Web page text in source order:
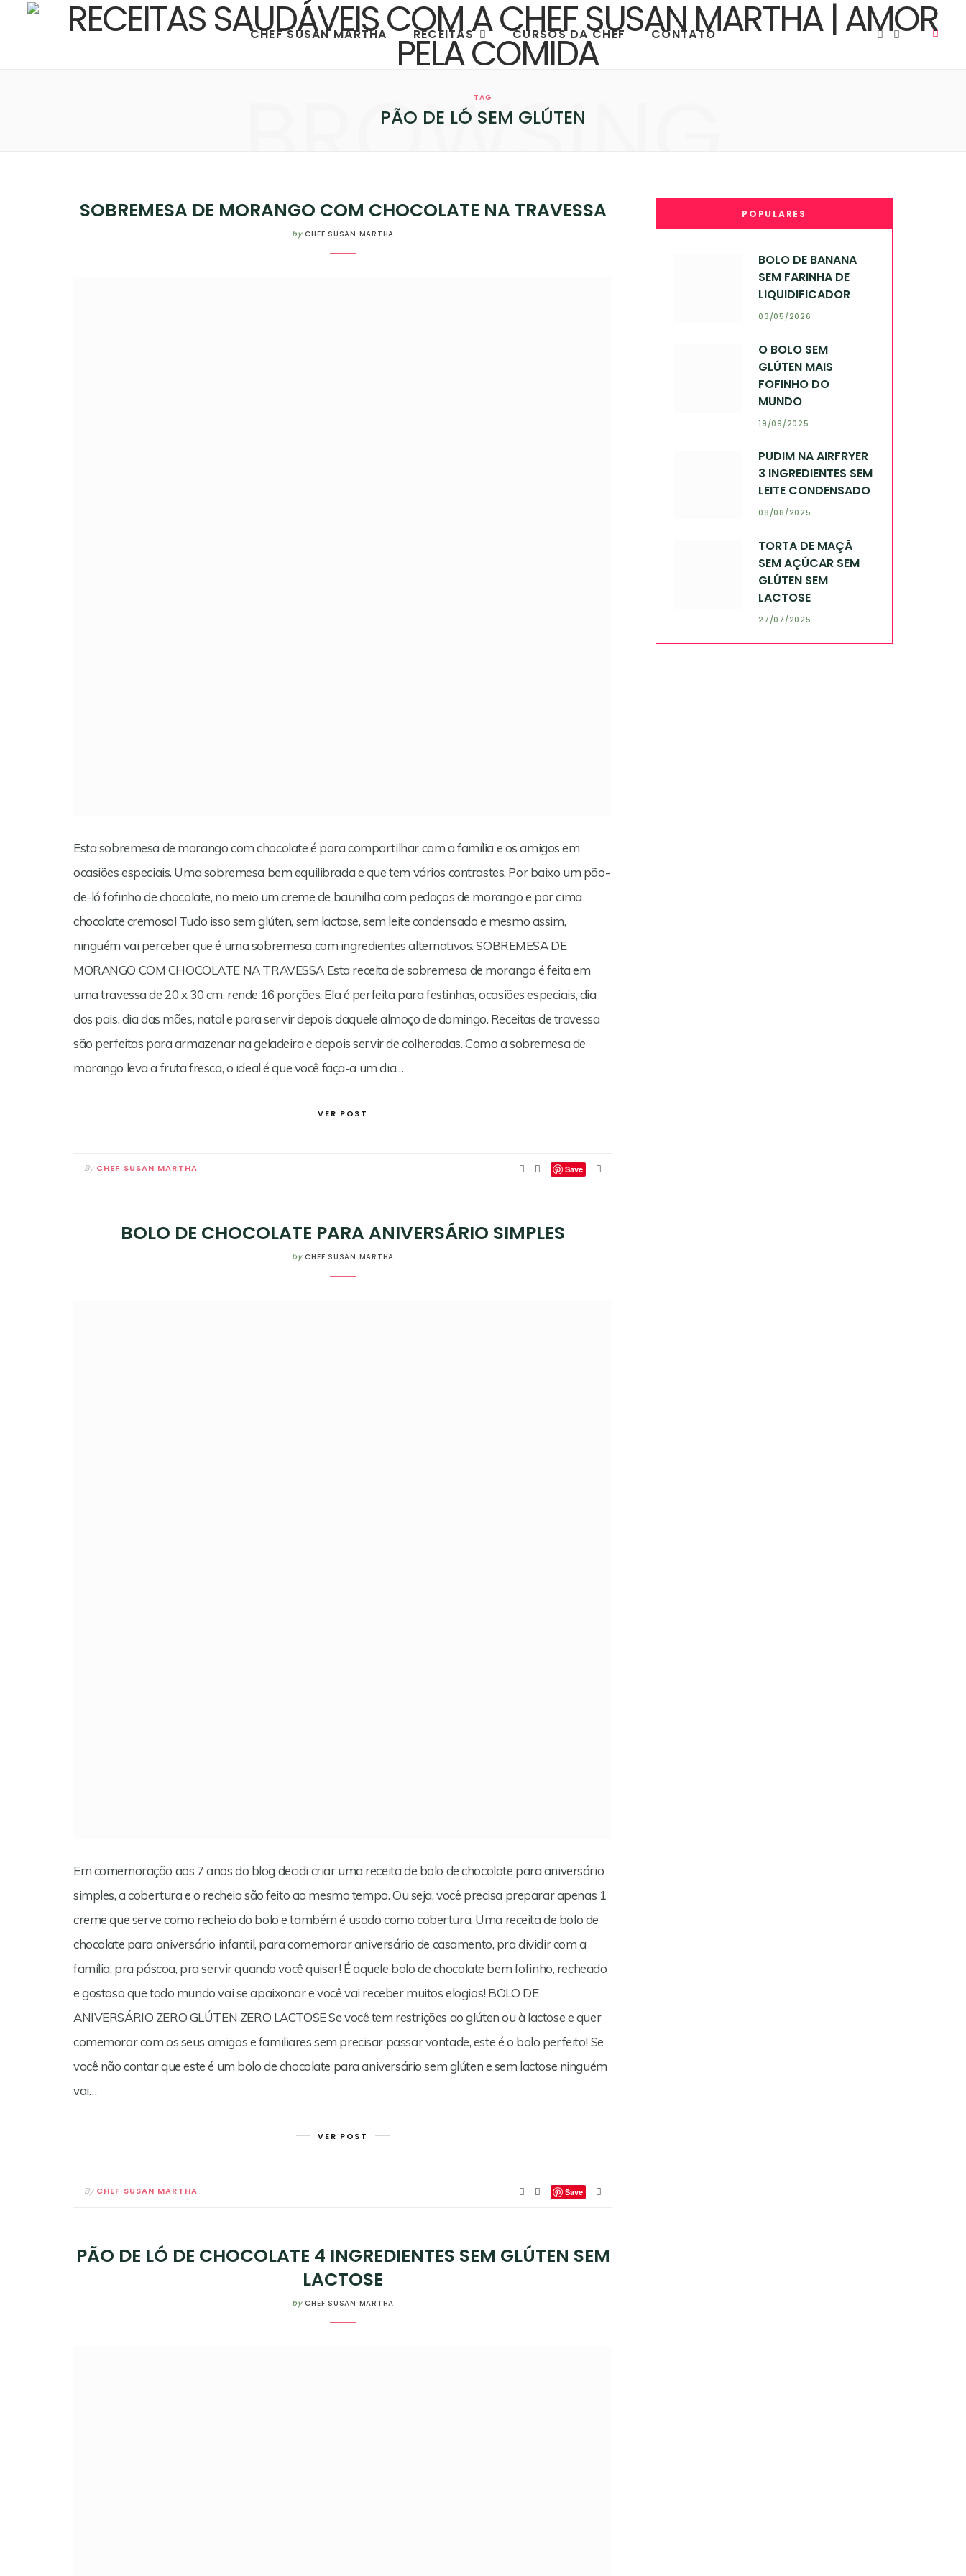
CHEF SUSAN MARTHA RECEITAS CURSOS DA CHEF CONTATO
Y
TAG
PÃO DE LÓ SEM GLÚTEN
BROWSING
SOBREMESA DE MORANGO COM CHOCOLATE NA TRAVESSA
by CHEF SUSAN MARTHA
Esta sobremesa de morango com chocolate é para compartilhar com a família e os amigos em
ocasiões especiais. Uma sobremesa bem equilibrada e que tem vários contrastes. Por baixo um pão-
de-ló fofinho de chocolate, no meio um creme de baunilha com pedaços de morango e por cima
chocolate cremoso! Tudo isso sem glúten, sem lactose, sem leite condensado e mesmo assim,
ninguém vai perceber que é uma sobremesa com ingredientes alternativos. SOBREMESA DE
MORANGO COM CHOCOLATE NA TRAVESSA Esta receita de sobremesa de morango é feita em
uma travessa de 20 x 30 cm, rende 16 porções. Ela é perfeita para festinhas, ocasiões especiais, dia
dos pais, dia das mães, natal e para servir depois daquele almoço de domingo. Receitas de travessa
são perfeitas para armazenar na geladeira e depois servir de colheradas. Como a sobremesa de
morango leva a fruta fresca, o ideal é que você faça-a um dia…
VER POST
By CHEF SUSAN MARTHA Save
BOLO DE CHOCOLATE PARA ANIVERSÁRIO SIMPLES
by CHEF SUSAN MARTHA
Em comemoração aos 7 anos do blog decidi criar uma receita de bolo de chocolate para aniversário
simples, a cobertura e o recheio são feito ao mesmo tempo. Ou seja, você precisa preparar apenas 1
creme que serve como recheio do bolo e também é usado como cobertura. Uma receita de bolo de
chocolate para aniversário infantil, para comemorar aniversário de casamento, pra dividir com a
família, pra páscoa, pra servir quando você quiser! É aquele bolo de chocolate bem fofinho, recheado
e gostoso que todo mundo vai se apaixonar e você vai receber muitos elogios! BOLO DE
ANIVERSÁRIO ZERO GLÚTEN ZERO LACTOSE Se você tem restrições ao glúten ou à lactose e quer
comemorar com os seus amigos e familiares sem precisar passar vontade, este é o bolo perfeito! Se
você não contar que este é um bolo de chocolate para aniversário sem glúten e sem lactose ninguém
vai…
VER POST
By CHEF SUSAN MARTHA Save
PÃO DE LÓ DE CHOCOLATE 4 INGREDIENTES SEM GLÚTEN SEM
LACTOSE
by CHEF SUSAN MARTHA
POPULARES
BOLO DE BANANA
SEM FARINHA DE
LIQUIDIFICADOR
03/05/2026
O BOLO SEM
GLÚTEN MAIS
FOFINHO DO
MUNDO
19/09/2025
PUDIM NA AIRFRYER
3 INGREDIENTES SEM
LEITE CONDENSADO
08/08/2025
TORTA DE MAÇÃ
SEM AÇÚCAR SEM
GLÚTEN SEM
LACTOSE
27/07/2025